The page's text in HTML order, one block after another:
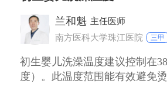
量或食物不洁（如变质、生冷
其幼儿消化系统尚未成熟，更
糖不耐受出现症状。 感染或炎
型
兰和魁 主任医师
南方医科大学珠江医院
三甲
初生婴儿洗澡温度建议控制在
度）。此温度范围能有效避免